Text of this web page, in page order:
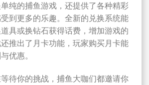
纯的捕鱼游戏，还提供了各种精彩
到更多的乐趣。全新的兑换系统能
具或换钻石获得话费，增加游戏的
推出了月卡功能，玩家购买月卡能
优惠。
待你的挑战，捕鱼大咖们都邀请你